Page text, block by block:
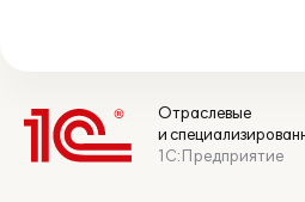
Отраслевые
и
1С:Предприятие